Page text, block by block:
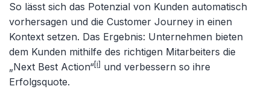
So lässt sich das Potenzial von Kunden automatisch
vorhersagen und die Customer Journey in einen
Kontext setzen. Das Ergebnis: Unternehmen bieten
dem Kunden mithilfe des richtigen Mitarbeiters die
„Next Best Action“[i] und verbessern so ihre
Erfolgsquote.